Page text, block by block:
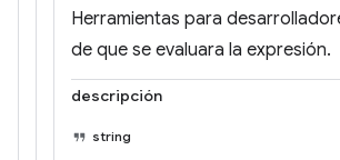
Herramientas para
de que se evaluara la expresión.
descripción
string